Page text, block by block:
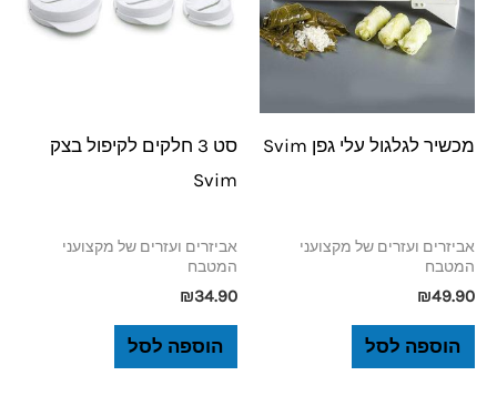
מכשיר לגלגול עלי גפן Svim
אביזרים ועזרים של מקצועני
המטבח
₪49.90
הוספה לסל
סט 3 חלקים לקיפול בצק
Svim
אביזרים ועזרים של מקצועני
המטבח
₪34.90
הוספה לסל